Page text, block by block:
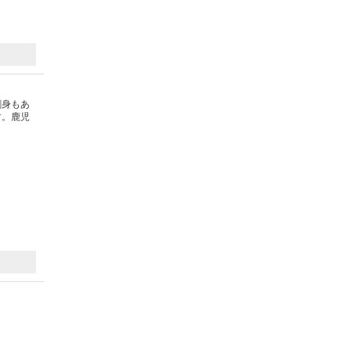
もあ
鹿児